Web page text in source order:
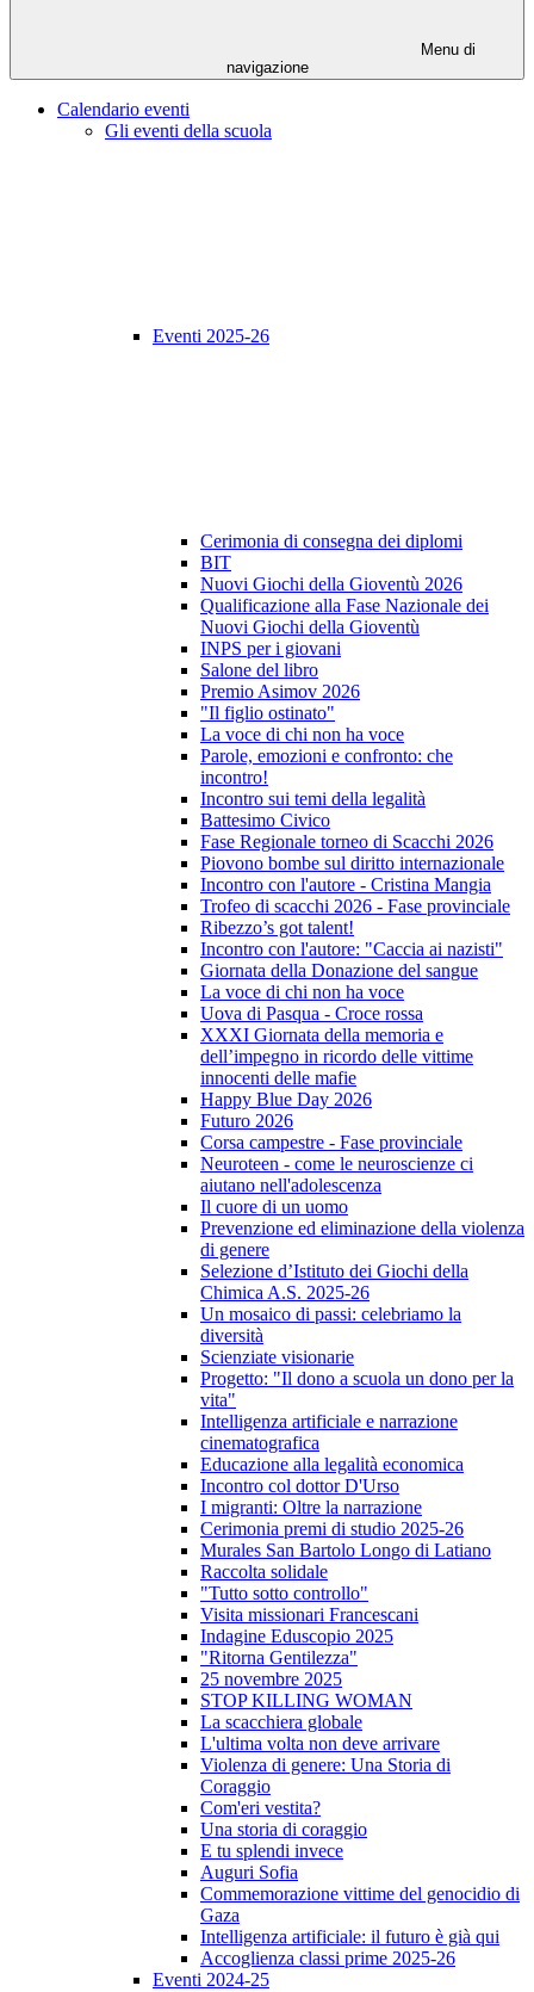
Menu di
navigazione
Calendario eventi
Gli eventi della scuola
Eventi 2025-26
Cerimonia di consegna dei diplomi
BIT
Nuovi Giochi della Gioventù 2026
Qualificazione alla Fase Nazionale dei
Nuovi Giochi della Gioventù
INPS per i giovani
Salone del libro
Premio Asimov 2026
"Il figlio ostinato"
La voce di chi non ha voce
Parole, emozioni e confronto: che
incontro!
Incontro sui temi della legalità
Battesimo Civico
Fase Regionale torneo di Scacchi 2026
Piovono bombe sul diritto internazionale
Incontro con l'autore - Cristina Mangia
Trofeo di scacchi 2026 - Fase provinciale
Ribezzo’s got talent!
Incontro con l'autore: "Caccia ai nazisti"
Giornata della Donazione del sangue
La voce di chi non ha voce
Uova di Pasqua - Croce rossa
XXXI Giornata della memoria e
dell’impegno in ricordo delle vittime
innocenti delle mafie
Happy Blue Day 2026
Futuro 2026
Corsa campestre - Fase provinciale
Neuroteen - come le neuroscienze ci
aiutano nell'adolescenza
Il cuore di un uomo
Prevenzione ed eliminazione della violenza
di genere
Selezione d’Istituto dei Giochi della
Chimica A.S. 2025-26
Un mosaico di passi: celebriamo la
diversità
Scienziate visionarie
Progetto: "Il dono a scuola un dono per la
vita"
Intelligenza artificiale e narrazione
cinematografica
Educazione alla legalità economica
Incontro col dottor D'Urso
I migranti: Oltre la narrazione
Cerimonia premi di studio 2025-26
Murales San Bartolo Longo di Latiano
Raccolta solidale
"Tutto sotto controllo"
Visita missionari Francescani
Indagine Eduscopio 2025
"Ritorna Gentilezza"
25 novembre 2025
STOP KILLING WOMAN
La scacchiera globale
L'ultima volta non deve arrivare
Violenza di genere: Una Storia di
Coraggio
Com'eri vestita?
Una storia di coraggio
E tu splendi invece
Auguri Sofia
Commemorazione vittime del genocidio di
Gaza
Intelligenza artificiale: il futuro è già qui
Accoglienza classi prime 2025-26
Eventi 2024-25